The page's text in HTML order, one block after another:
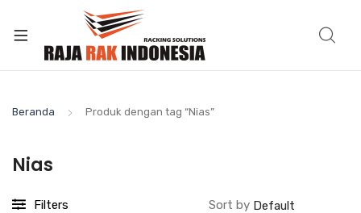
Beranda Produk dengan tag “Nias”
Nias
Filters Sort by